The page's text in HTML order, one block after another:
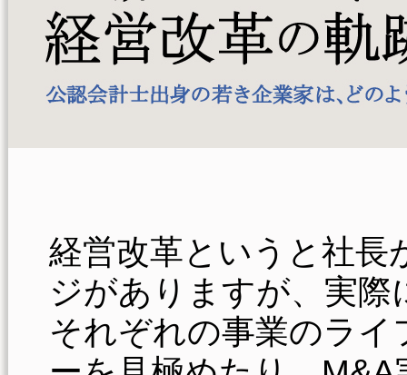
経営改革というと社長
ジがありますが、実
それぞれの事業のラ